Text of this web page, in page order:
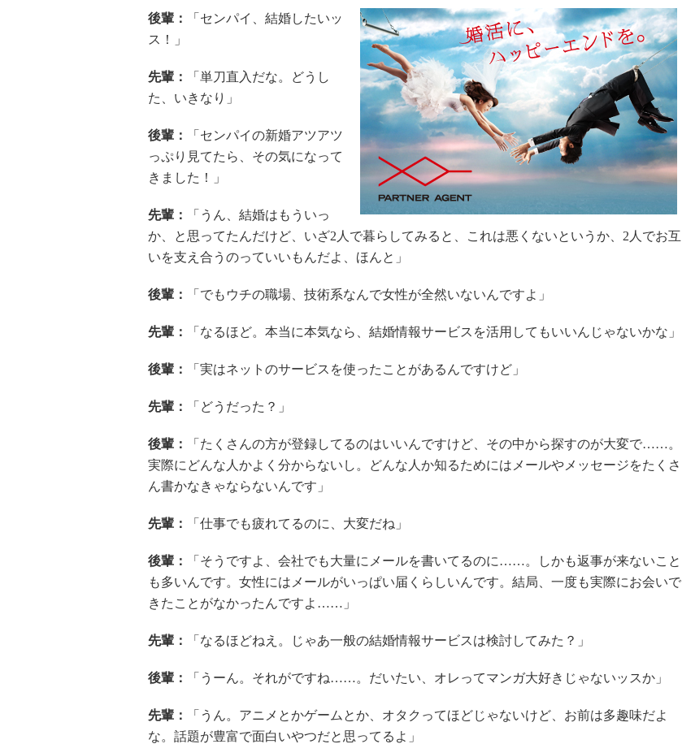
後輩：
「センパイ、結婚したいッ
ス！」
先輩：
「単刀直入だな。どうし
た、いきなり」
後輩：
「センパイの新婚アツアツ
っぷり見てたら、その気になって
きました！」
先輩：
「うん、結婚はもういっ
か、と思ってたんだけど、いざ2人で暮らしてみると、これは悪くないというか、2人でお互
いを支え合うのっていいもんだよ、ほんと」
後輩： 「でもウチの職場、技術系なんで女性が全然いないんですよ」
先輩： 「なるほど。本当に本気なら、結婚情報サービスを活用してもいいんじゃないかな」
後輩： 「実はネットのサービスを使ったことがあるんですけど」
先輩： 「どうだった？」
後輩：
「たくさんの方が登録してるのはいいんですけど、その中から探すのが大変で……。
実際にどんな人かよく分からないし。どんな人か知るためにはメールやメッセージをたくさ
ん書かなきゃならないんです」
先輩： 「仕事でも疲れてるのに、大変だね」
後輩：
「そうですよ、会社でも大量にメールを書いてるのに……。しかも返事が来ないこと
も多いんです。女性にはメールがいっぱい届くらしいんです。結局、一度も実際にお会いで
きたことがなかったんですよ……」
先輩： 「なるほどねえ。じゃあ一般の結婚情報サービスは検討してみた？」
後輩： 「うーん。それがですね……。だいたい、オレってマンガ大好きじゃないッスか」
先輩：
「うん。アニメとかゲームとか、オタクってほどじゃないけど、お前は多趣味だよ
な。話題が豊富で面白いやつだと思ってるよ」